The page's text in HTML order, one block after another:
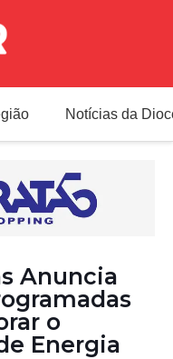
Notícias da
Anuncia
o
Energia